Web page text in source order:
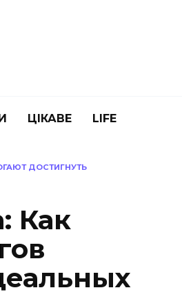
ЦІКАВЕ LIFE
ДОСТИГНУТЬ
Как